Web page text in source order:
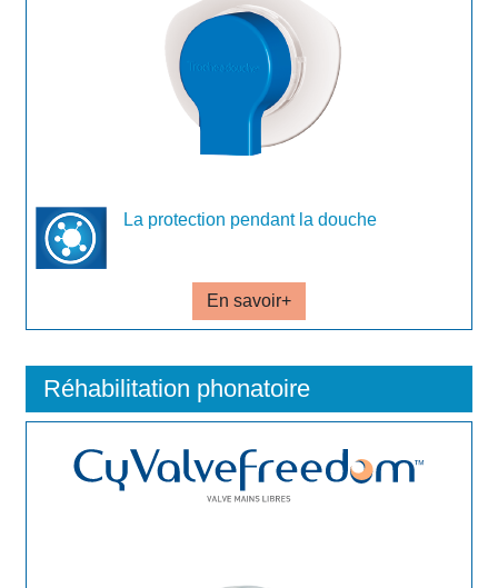
La protection pendant la douche
En savoir+
Réhabilitation phonatoire